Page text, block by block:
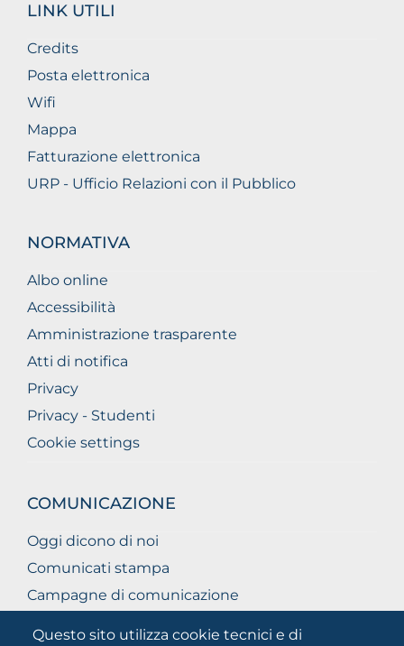
Questo sito utilizza cookie tecnici e di
LINK UTILI
Credits
Posta elettronica
Wifi
Mappa
Fatturazione elettronica
URP - Ufficio Relazioni con il Pubblico
NORMATIVA
Albo online
Accessibilità
Amministrazione trasparente
Atti di notifica
Privacy
Privacy - Studenti
Cookie settings
COMUNICAZIONE
Oggi dicono di noi
Comunicati stampa
Campagne di comunicazione